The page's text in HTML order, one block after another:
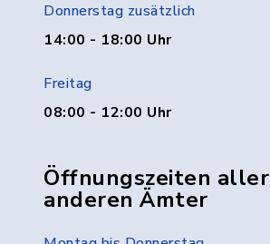
Donnerstag zusätzlich
14:00 - 18:00 Uhr
Freitag
08:00 - 12:00 Uhr
Öffnungszeiten aller
anderen Ämter